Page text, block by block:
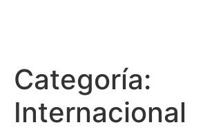
Categoría:
Internacional